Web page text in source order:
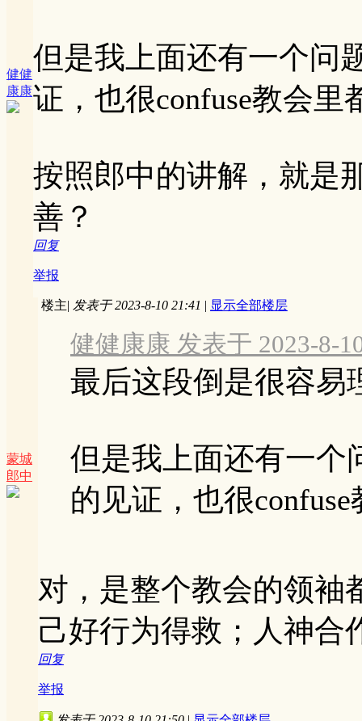
健健
康康
但是我上面还有一个问
证，也很confuse教会
按照郎中的讲解，就是
善？
回复
举报
蒙城
郎中
楼主| 发表于 2023-8-10 21:41 | 显示全部楼层
健健康康 发表于 2023-8-
最后这段倒是很容易
但是我上面还有一个
的见证，也很
对，是整个教会的领袖
己好行为得救；人神合
回复
举报